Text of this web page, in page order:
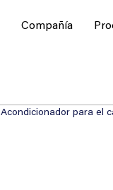
Compañía
Acondicionador para el